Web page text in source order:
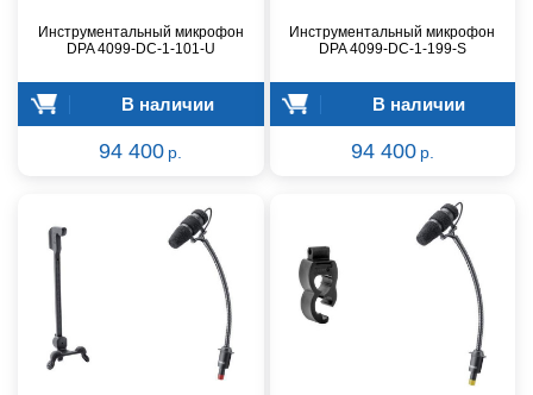
Инструментальный микрофон
DPA 4099-DC-1-101-U
В наличии
94 400 р.
Инструментальный микрофон
DPA 4099-DC-1-199-S
В наличии
94 400 р.